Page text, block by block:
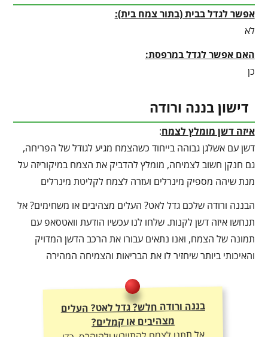
אפשר לגדל בבית (בתור צמח בית):
לא
האם אפשר לגדל במרפסת:
כן
דישון בננה ורודה
איזה דשן מומלץ לצמח:
דשן עם אשלגן גבוהה בייחוד כשהצמח מגיע לגודל של הפריחה,
גם חנקן חשוב לצמיחה, מומלץ להדביק את הצמח במיקוריזה על
מנת שיהה מספיק מינרלים ועזרה לצמח לקליטת מינרלים
הבננה ורודה שלכם גדל לאט? העלים מצהיבים או משחימים? אל
תנחשו איזה דשן לקנות. שלחו לנו עכשיו הודעת וואטסאפ עם
תמונה של הצמח, ואנו נתאים עבורו את הרכב הדשן המדויק
והאיכותי ביותר שיחזיר לו את הבריאות והצמיחה המהירה
בננה ורודה חלש? גדל לאט? העלים
מצהיבים או קמלים?